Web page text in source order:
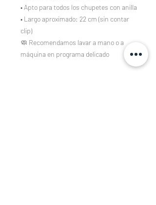
• Apto para todos los chupetes con anilla
• Largo aproximado: 22 cm (sin contar
clip)
🧼 Recomendamos lavar a mano o a
máquina en programa delicado